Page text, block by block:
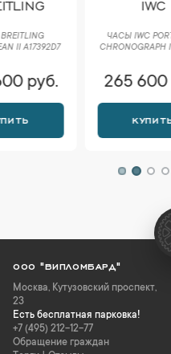
ЧАСЫ IWC PORTOFINO
CHRONOGRAPH IW378303
265 600 руб.
ООО "ВИПЛОМБАРД"
Москва, Кутузовский проспект,
23
Есть бесплатная парковка!
+7 (495) 212-12-77
Обращение граждан